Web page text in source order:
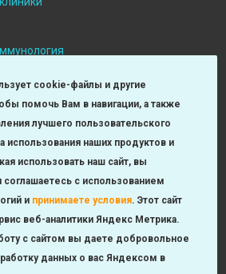
cookie-файлы и другие
помочь Вам в навигации, а также
лучшего пользовательского
использования наших продуктов и
использовать наш сайт, вы
соглашаетесь с использованием
и принимаете условия. Этот сайт
веб-аналитики Яндекс Метрика.
с сайтом вы даете добровольное
данных о вас Яндексом в